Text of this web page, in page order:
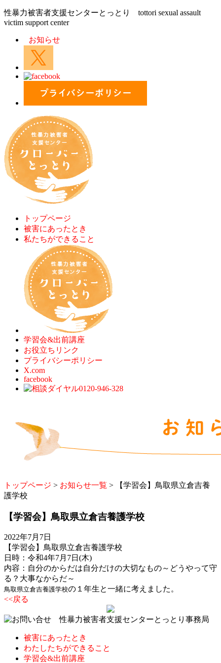
性暴力被害者支援センターとっとり tottori sexual assault
victim support center
お知らせ
トップページ
被害にあったとき
私たちができること
学習会&出前講座
お役立ちリンク
プライバシーポリシー
X.com
facebook
トップページ > お知らせ一覧 > 【学習会】鳥取県立倉吉養
護学校
【学習会】鳥取県立倉吉養護学校
2022年7月7日
【学習会】鳥取県立倉吉養護学校
日時：令和4年7月7日(木)
内容：自分のからだは自分だけの大切なもの～どうやって守
る？大事なからだ～
鳥取県立倉吉養護学校の１年生と一緒に考えました。
<<戻る
被害にあったとき
わたしたちができること
学習会&出前講座